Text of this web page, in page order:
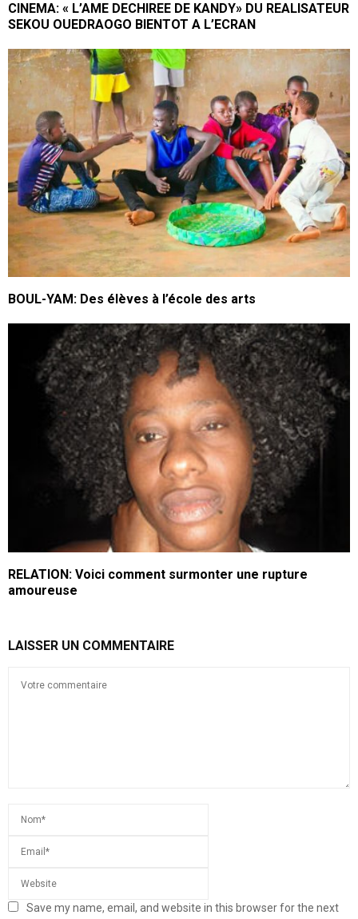
CINEMA: « L’AME DECHIREE DE KANDY» DU REALISATEUR
SEKOU OUEDRAOGO BIENTOT A L’ECRAN
BOUL-YAM: Des élèves à l’école des arts
RELATION: Voici comment surmonter une rupture
amoureuse
LAISSER UN COMMENTAIRE
Save my name, email, and website in this browser for the next